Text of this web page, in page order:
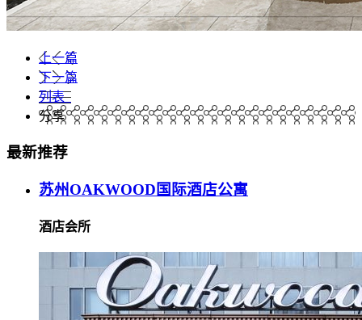
上一篇
下一篇
列表
分享
最新推荐
苏州OAKWOOD国际酒店公寓
酒店会所